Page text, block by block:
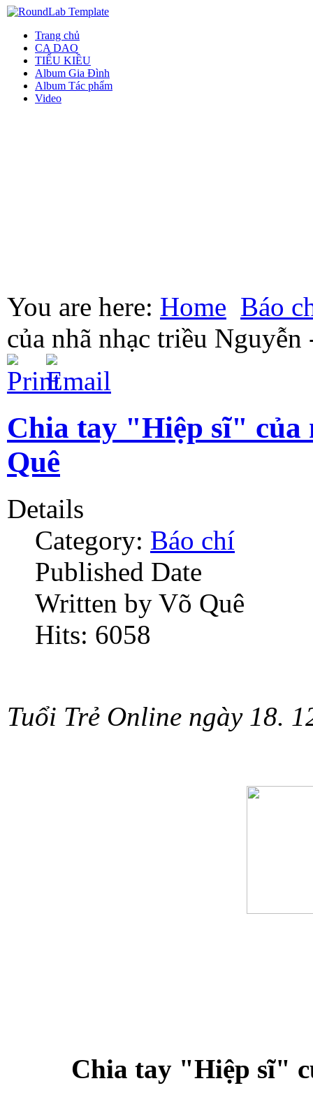
Trang chủ
CA DAO
TIỂU KIỀU
Album Gia Đình
Album Tác phẩm
Video
You are here: Home Báo
của nhã nhạc triều Nguyễn
Chia tay "Hiệp sĩ" của
Quê
Details
Category: Báo chí
Published Date
Written by Võ Quê
Hits: 6058
Tuổi Trẻ Online ngày 18.
Chia tay "Hiệp sĩ"